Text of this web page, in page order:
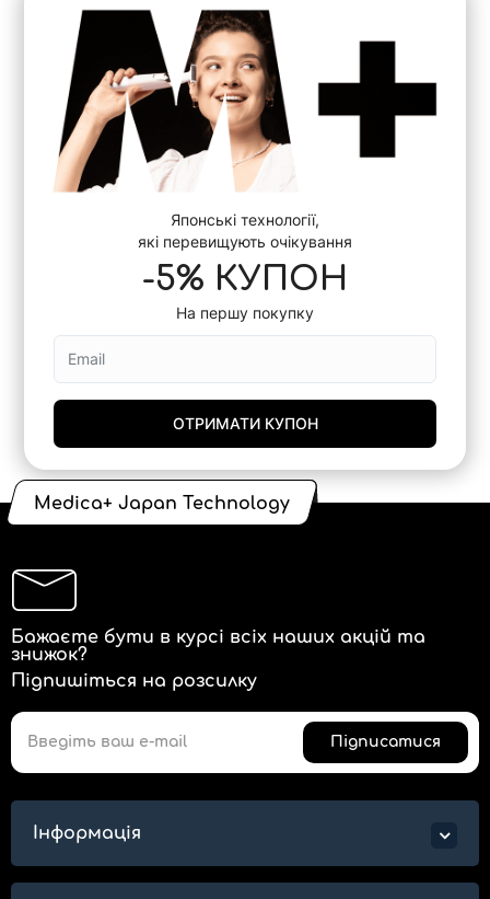
Японські технології,
які перевищують очікування
-5% КУПОН
На першу покупку
ОТРИМАТИ КУПОН
Medica+ Japan Technology
Бажаєте бути в курсі всіх наших акцій та
знижок?
Підпишіться на розсилку
Підписатися
Інформація